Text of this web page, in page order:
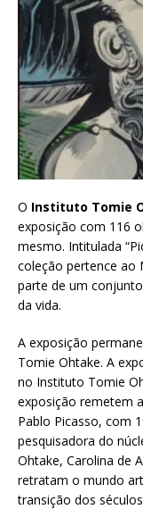
O Instituto Tomie
exposição com 116
mesmo. Intitulada
coleção pertence ao
parte de um
da vida.
A exposição
Tomie Ohtake. A
no Instituto Tomie
exposição remetem
Pablo Picasso, com
pesquisadora do
Ohtake, Carolina de
retratam o mundo
transição dos